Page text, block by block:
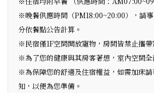
※晚餐供應時間（PM18:00~20:00），請
分依餐點公告計算。
※民宿僅1F空間開放寵物，房間皆禁止攜帶
※為了您的健康與其房客著想，室內空間全
※為保障您的舒適及住宿權益，如需加床
知，以便為您準備。